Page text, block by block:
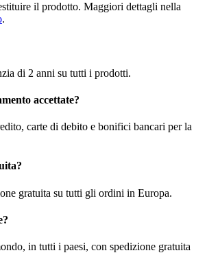
il prodotto. Maggiori dettagli nella
.
di 2 anni su tutti i prodotti.
accettate?
carte di debito e bonifici bancari per la
gratuita su tutti gli ordini in Europa.
in tutti i paesi, con spedizione gratuita